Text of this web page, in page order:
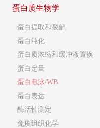
蛋白质生物学
蛋白提取和裂解
蛋白纯化
蛋白质浓缩和缓冲液置换
蛋白定量
蛋白电泳/WB
蛋白表达
酶活性测定
免疫组织化学